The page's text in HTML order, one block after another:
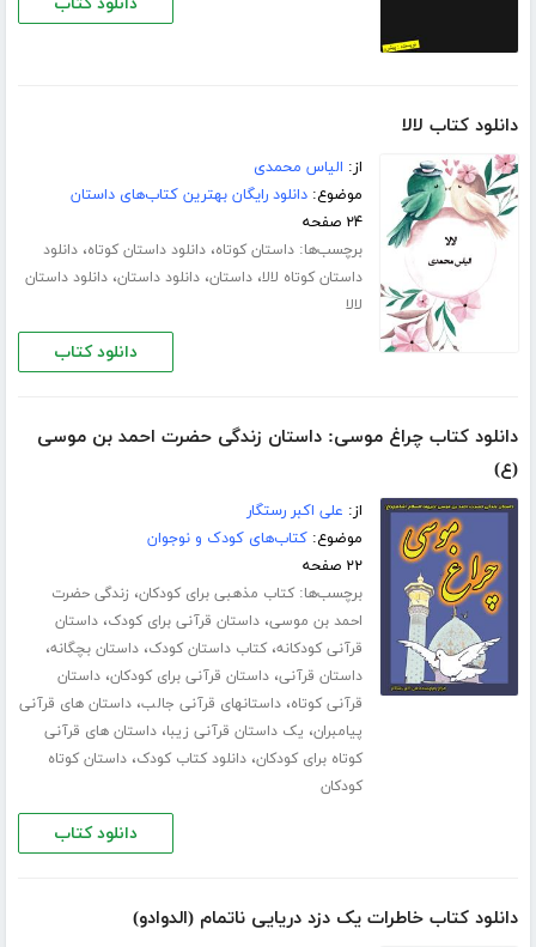
دانلود کتاب لالا
از: الیاس محمدی
موضوع:دانلود رایگان بهترین کتاب‌های داستان
۲۴ صفحه
برچسب‌ها:داستان کوتاه،دانلود داستان کوتاه،دانلود
داستان کوتاه لالا،داستان،دانلود داستان،دانلود داستان
لالا
دانلود کتاب
دانلود کتاب چراغ موسی: داستان زندگی حضرت احمد بن موسی
(ع)
از: علی اکبر رستگار
موضوع:کتاب‌های کودک و نوجوان
۲۲ صفحه
برچسب‌ها:کتاب مذهبی برای کودکان، زندگی حضرت
احمد بن موسی،داستان قرآنی برای کودک،داستان
قرآنی کودکانه،کتاب داستان کودک،داستان بچگانه،
داستان قرآنی،داستان قرآنی برای کودکان،داستان
قرآنی کوتاه،داستانهای قرآنی جالب،داستان های قرآنی
پیامبران، یک داستان قرآنی زیبا،داستان های قرآنی
کوتاه برای کودکان،دانلود کتاب کودک،داستان کوتاه
کودکان
دانلود کتاب
دانلود کتاب خاطرات یک دزد دریایی ناتمام (الدوادو)